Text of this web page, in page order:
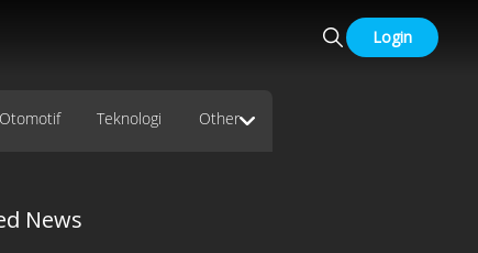
Login
Otomotif Teknologi Other
News